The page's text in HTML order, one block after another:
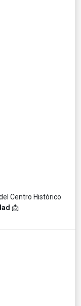
Centro Histórico
📩